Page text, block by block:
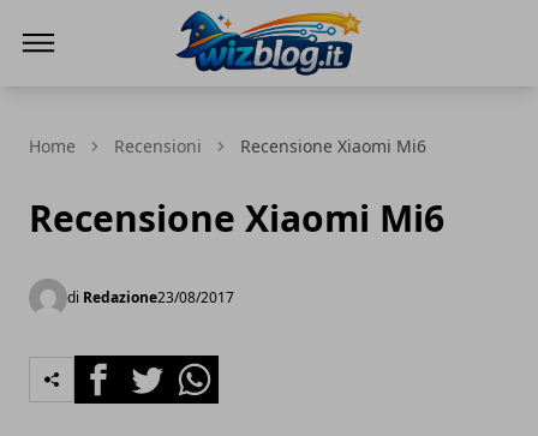
Home Recensioni Recensione Xiaomi Mi6
Recensione Xiaomi Mi6
di Redazione23/08/2017
FacebookTwitterWhatsapp